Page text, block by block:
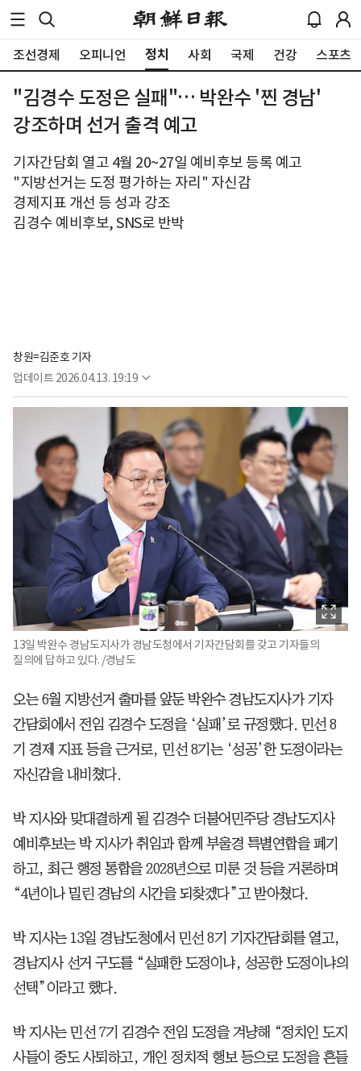
조선경제 오피니언 정치 사회 국제 건강 스포츠
"김경수 도정은 실패"… 박완수 '찐 경남'
강조하며 선거 출격 예고
기자간담회 열고 4월 20~27일 예비후보 등록 예고
"지방선거는 도정 평가하는 자리" 자신감
경제지표 개선 등 성과 강조
김경수 예비후보, SNS로 반박
창원=김준호 기자
업데이트 2026.04.13. 19:19
13일 박완수 경남도지사가 경남도청에서 기자간담회를 갖고 기자들의
질의에 답하고 있다. /경남도
오는 6월 지방선거 출마를 앞둔 박완수 경남도지사가 기자
간담회에서 전임 김경수 도정을 ‘실패’로 규정했다. 민선 8
기 경제 지표 등을 근거로, 민선 8기는 ‘성공’한 도정이라는
자신감을 내비쳤다.
박 지사와 맞대결하게 될 김경수 더불어민주당 경남도지사
예비후보는 박 지사가 취임과 함께 부울경 특별연합을 폐기
하고, 최근 행정 통합을 2028년으로 미룬 것 등을 거론하며
“4년이나 밀린 경남의 시간을 되찾겠다”고 받아쳤다.
박 지사는 13일 경남도청에서 민선 8기 기자간담회를 열고,
경남지사 선거 구도를 “실패한 도정이냐, 성공한 도정이냐의
선택”이라고 했다.
박 지사는 민선 7기 김경수 전임 도정을 겨냥해 “정치인 도지
사들이 중도 사퇴하고, 개인 정치적 행보 등으로 도정을 흔들